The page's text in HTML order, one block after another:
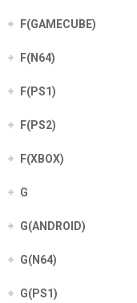
F(GAMECUBE)
F(N64)
F(PS1)
F(PS2)
F(XBOX)
G
G(ANDROID)
G(N64)
G(PS1)